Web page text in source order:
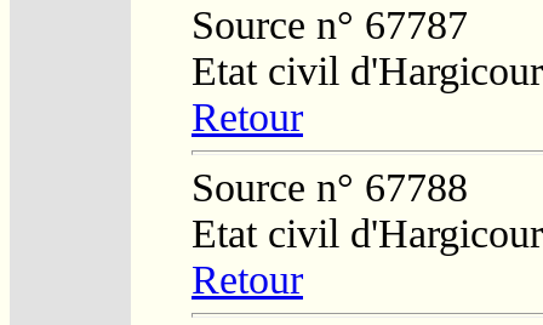
Source n° 67787
Etat civil
Retour
Source n° 67788
Etat civil
Retour